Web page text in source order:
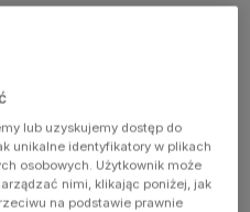
lub uzyskujemy dostęp do
unikalne identyfikatory w plikach
osobowych. Użytkownik może
nimi, klikając poniżej, jak
na podstawie prawnie